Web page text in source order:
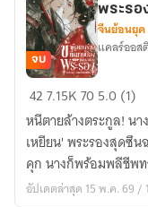
ข้า
คือ
นาง
ร้าย
ที่
หมาย
จบ
พระรอ
จีนย้อนยุค
แคลร์ออส
427.15K705.0 (1)
หนีตายล้างตระกูล! นา
เหยียน' พระรองสุดซึน
คุก นางก็พร้อมพลีชีพ
อัปเดตล่าสุด 15 พ.ค. 69 /